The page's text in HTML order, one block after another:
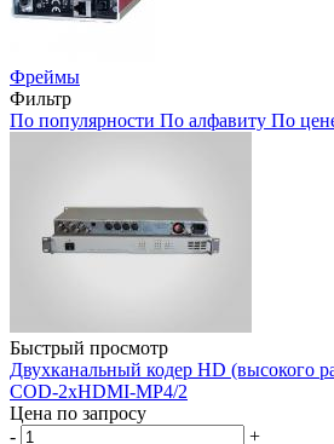
Фреймы
Фильтр
По популярности По алфавиту По
Быстрый просмотр
Двухканальный кодер HD (высокого
COD-2хHDMI-MP4/2
Цена по запросу
-
+